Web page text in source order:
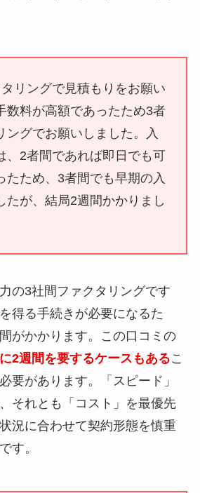
タリングで見積もりをお願い
数料が高額であったため3者
ングでお願いしました。入
、2者間であれば即日でも可
たため、3者間でも早期の入
たが、結局2週間かかりまし
の3社間ファクタリングです
得る手続きが必要になるた
がかかります。この口コミの
2週間を要するケースもあるこ
要があります。「スピード」
それとも「コスト」を最優先
況に合わせて契約形態を慎重
す。